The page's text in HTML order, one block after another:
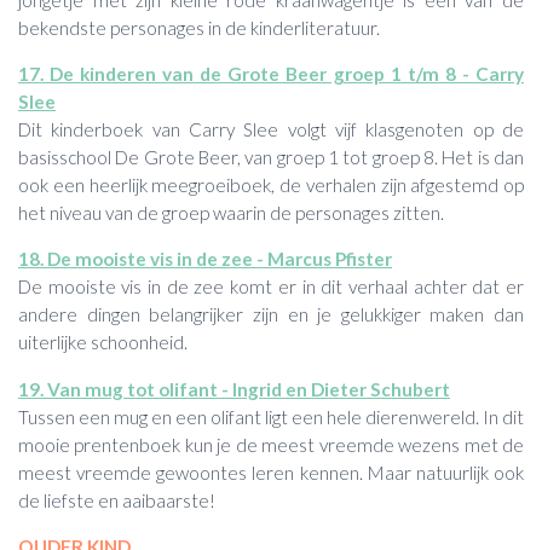
bekendste personages in de kinderliteratuur.
17. De kinderen van de Grote Beer groep 1 t/m 8 - Carry
Slee
Dit kinderboek van Carry Slee volgt vijf klasgenoten op de
basisschool De Grote Beer, van groep 1 tot groep 8. Het is dan
ook een heerlijk meegroeiboek, de verhalen zijn afgestemd op
het niveau van de groep waarin de personages zitten.
18. De mooiste vis in de zee - Marcus Pfister
De mooiste vis in de zee komt er in dit verhaal achter dat er
andere dingen belangrijker zijn en je gelukkiger maken dan
uiterlijke schoonheid.
19. Van mug tot olifant - Ingrid en Dieter Schubert
Tussen een mug en een olifant ligt een hele dierenwereld. In dit
mooie prentenboek kun je de meest vreemde wezens met de
meest vreemde gewoontes leren kennen. Maar natuurlijk ook
de liefste en aaibaarste!